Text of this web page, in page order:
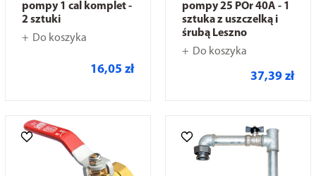
pompy 1 cal komplet -
2 sztuki
Do koszyka
16,05 zł
pompy 25 POr 40A - 1
sztuka z uszczelką i
śrubą Leszno
Do koszyka
37,39 zł